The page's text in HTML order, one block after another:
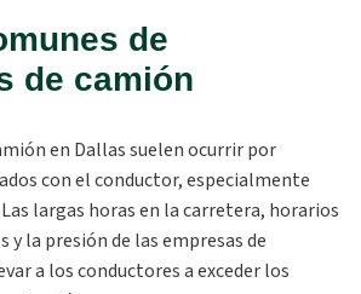
de
de camión
en Dallas suelen ocurrir por
con el conductor, especialmente
largas horas en la carretera, horarios
y la presión de las empresas de
a los conductores a exceder los